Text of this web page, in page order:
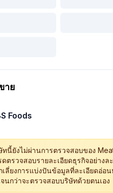
าย
Foods
ทนี้ยังไม่ผ่านการตรวจสอบของ
ตรวจสอบรายละเอียดธุรกิจอย่างล
เลี่ยงการแบ่งปันข้อมูลที่ละเอียดอ่อ
จนกว่าจะตรวจสอบบริษัทด้วยตนเอง